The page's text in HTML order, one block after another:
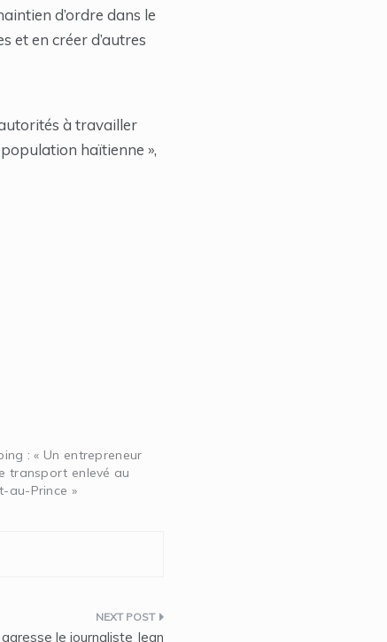
d’ordre dans le
et en créer d’autres
à travailler
haïtienne »,
: « Un entrepreneur
transport enlevé au
au-Prince »
le journaliste Jean